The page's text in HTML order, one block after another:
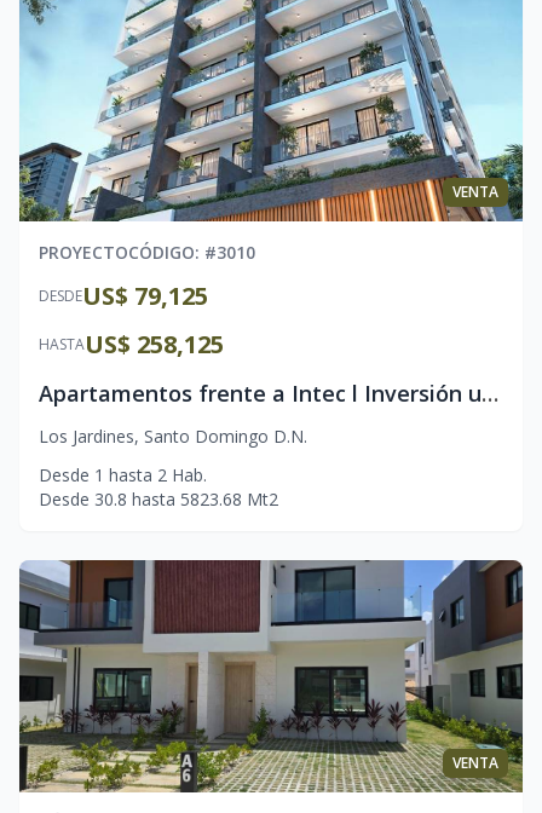
VENTA
PROYECTOCÓDIGO: #3010
DESDEUS$ 79,125
HASTAUS$ 258,125
Apartamentos frente a Intec l Inversión universitaria l 1 y 2 habitaciones l Amenidades Premium
Los Jardines, Santo Domingo D.N.
Desde 1 hasta 2 Hab.
Desde 30.8 hasta 5823.68 Mt2
VENTA